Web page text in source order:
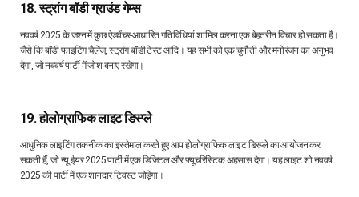
18. स्ट्रांग बॉडी ग्राउंड गेम्स
नववर्ष 2025 के जश्न में कुछ ऐडवेंचर-आधारित गतिविधियां शामिल करना एक बेहतरीन विचार हो सकता है।
जैसे कि बॉडी फाइटिंग चैलेंज, स्ट्रांग बॉडी टेस्ट आदि। यह सभी को एक चुनौती और मनोरंजन का अनुभव
देगा, जो नववर्ष पार्टी में जोश बनाए रखेगा।
19. होलोग्राफिक लाइट डिस्प्ले
आधुनिक लाइटिंग तकनीक का इस्तेमाल करते हुए आप होलोग्राफिक लाइट डिस्प्ले का आयोजन कर
सकती हैं, जो न्यू ईयर 2025 पार्टी में एक डिजिटल और फ्यूचरिस्टिक अहसास देगा। यह लाइट शो नववर्ष
2025 की पार्टी में एक शानदार ट्विस्ट जोड़ेगा।